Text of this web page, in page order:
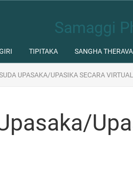
Samaggi
TIPITAKA SANGHA
UPASAKA/UPASIKA SECARA VIRTUAL